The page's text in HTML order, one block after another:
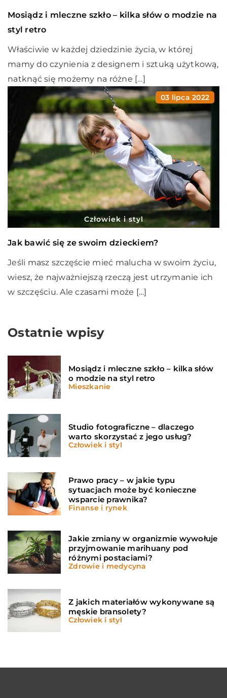
Mosiądz i mleczne szkło – kilka słów o modzie na
styl retro
Właściwie w każdej dziedzinie życia, w której
mamy do czynienia z designem i sztuką użytkową,
natknąć się możemy na różne […]
03 lipca 2022
Człowiek i styl
Jak bawić się ze swoim dzieckiem?
Jeśli masz szczęście mieć malucha w swoim życiu,
wiesz, że najważniejszą rzeczą jest utrzymanie ich
w szczęściu. Ale czasami może […]
Ostatnie wpisy
Mosiądz i mleczne szkło – kilka słów
o modzie na styl retro
Mieszkanie
Studio fotograficzne – dlaczego
warto skorzystać z jego usług?
Człowiek i styl
Prawo pracy – w jakie typu
sytuacjach może być konieczne
wsparcie prawnika?
Finanse i rynek
Jakie zmiany w organizmie wywołuje
przyjmowanie marihuany pod
różnymi postaciami?
Zdrowie i medycyna
Z jakich materiałów wykonywane są
męskie bransolety?
Człowiek i styl